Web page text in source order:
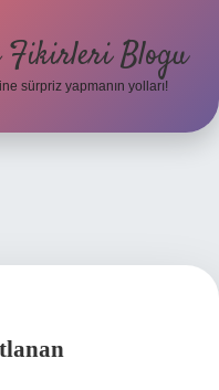
Fikirleri Blogu
sürpriz yapmanın yolları!